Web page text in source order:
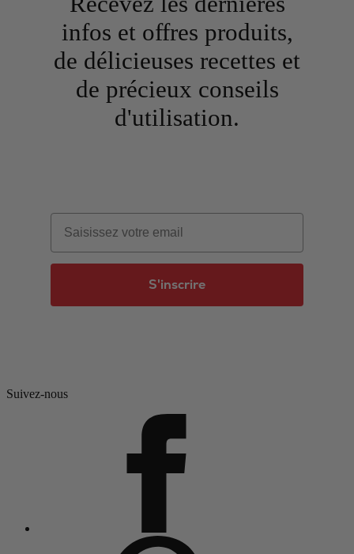
infos et offres produits,
de délicieuses recettes et
de précieux conseils
d'utilisation.
Email
S'inscrire
Suivez-nous